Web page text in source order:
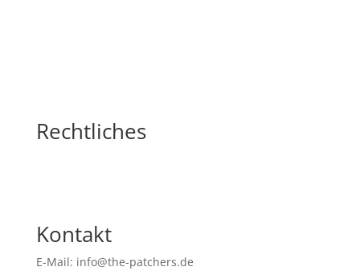
Rechtliches
Kontakt
E-Mail: info@the-patchers.de